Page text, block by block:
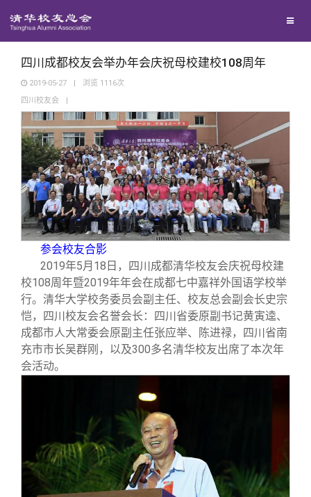
地区联络
院系校友工作
专业委员会
兴趣群体
西南联大校友会
回馈母校
捐赠新闻
捐赠纪事
捐赠方法
义工计划
《清华校友通讯》
《水木清华》
我要订阅
新媒体平台
百年清华
清华人物
清华故事
青春风采
校友文苑
校友讲坛
校友视界
校友服务
终身学习
信息化服务
三创大赛
实用信息
校友总会
总会简介
会长致辞
总会章程
理事会名单
制度法规
联系我们
关闭
四川成都校友会举办年会庆祝母校建校108周年
2019-05-27 | 浏览 1116次
四川校友会
|
参会校友合影
2019年5月18日，四川成都清华校友会庆祝母校建
校108周年暨2019年年会在成都七中嘉祥外国语学校举
行。清华大学校务委员会副主任、校友总会副会长史宗
恺，四川校友会名誉会长：四川省委原副书记黄寅逵、
成都市人大常委会原副主任张应举、陈进禄，四川省南
充市市长吴群刚，以及300多名清华校友出席了本次年
会活动。